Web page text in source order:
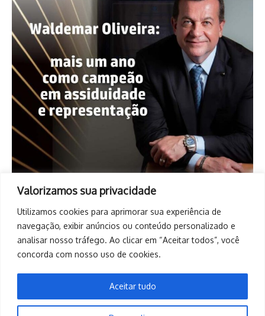
Valorizamos sua privacidade
Utilizamos cookies para aprimorar sua experiência de
navegação, exibir anúncios ou conteúdo personalizado e
analisar nosso tráfego. Ao clicar em “Aceitar todos”, você
concorda com nosso uso de cookies.
Aceitar tudo